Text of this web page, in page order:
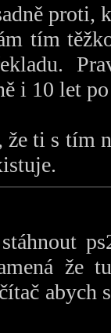
proti,
tím
i 10 let
ti s tím